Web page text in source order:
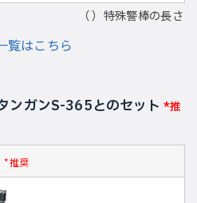
（ ）特殊警棒の長さ
覧はこちら
ンガンS-365とのセット *推
*推奨